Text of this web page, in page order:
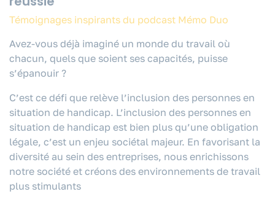
Témoignages inspirants du podcast Mémo Duo
Avez-vous déjà imaginé un monde du travail où
chacun, quels que soient ses capacités, puisse
s’épanouir ?
C’est ce défi que relève l’inclusion des personnes en
situation de handicap. L’inclusion des personnes en
situation de handicap est bien plus qu’une obligation
légale, c’est un enjeu sociétal majeur. En favorisant la
diversité au sein des entreprises, nous enrichissons
notre société et créons des environnements de travail
plus stimulants